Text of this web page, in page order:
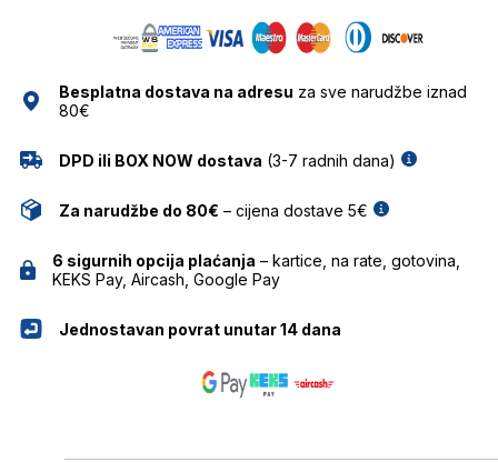
Besplatna dostava na adresu za sve narudžbe iznad
80€
DPD ili BOX NOW dostava (3-7 radnih dana)
Za narudžbe do 80€ – cijena dostave 5€
6 sigurnih opcija plaćanja – kartice, na rate, gotovina,
KEKS Pay, Aircash, Google Pay
Jednostavan povrat unutar 14 dana